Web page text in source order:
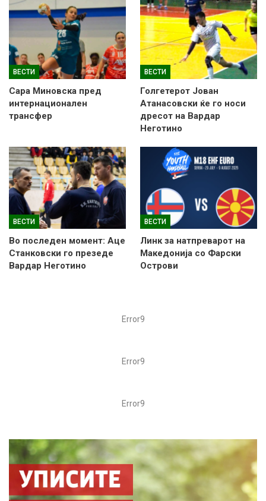
ВЕСТИ
Сара Миновска пред
интернационален
трансфер
ВЕСТИ
Голгетерот Јован
Атанасовски ќе го носи
дресот на Вардар
Неготино
ВЕСТИ
Во последен момент: Аце
Станковски го презеде
Вардар Неготино
ВЕСТИ
Линк за натпреварот на
Македонија со Фарски
Острови
Error9
Error9
Error9